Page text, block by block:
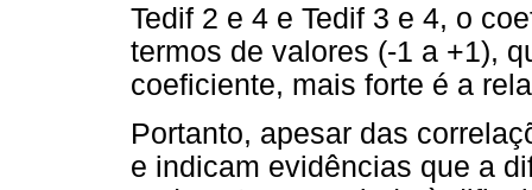
Tedif 2 e 4 e Tedif 3 e 4, o
termos de valores (-1 a +1),
coeficiente, mais forte é a
Portanto, apesar das
e indicam evidências que a